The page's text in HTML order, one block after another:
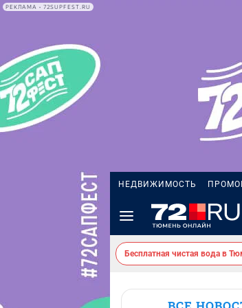
РЕКЛАМА • 72SUPFEST.RU
НЕДВИЖИМОСТЬ
Бесплатная чистая вода в